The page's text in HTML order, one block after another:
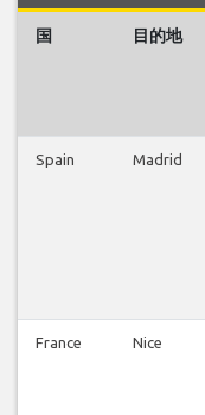
国 目的地
Spain Madrid
France Nice